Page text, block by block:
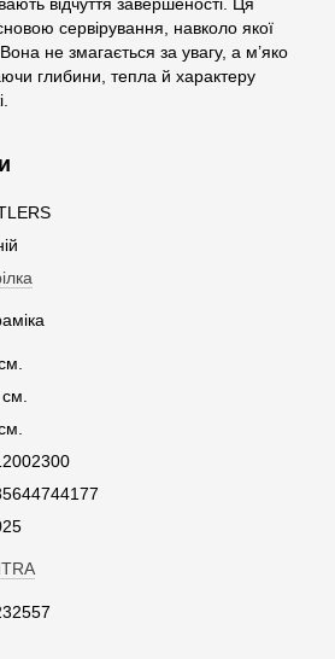
сервірування, навколо якої
не змагається за увагу, а м’яко
глибини, тепла й характеру